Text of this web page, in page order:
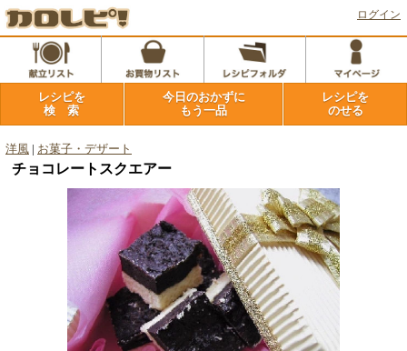
ログイン
レシピを
検 索
今日のおかずに
もう一品
レシピを
のせる
洋風 お菓子・デザート
チョコレートスクエアー